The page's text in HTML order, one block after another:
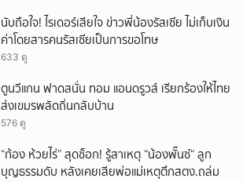
นับถือใจ! ไรเดอร์เสียใจ ข่าวพี่น้องรัสเซีย ไม่เก็บเงิน
ค่าโดยสารคนรัสเซียเป็นการขอโทษ
633 ดู
ตูนวีแกน ฟาดสนั่น ทอม แอนดรูวส์ เรียกร้องให้ไทย
ส่งเขมรพลัดถิ่นกลับบ้าน
576 ดู
“ก้อง ห้วยไร่” สุดช็อก! รู้สาเหตุ “น้องพั๊นซ์“ ลูก
บุญธรรมดับ หลังเคยเสียพ่อแม่เหตุตึกสตง.ถล่ม